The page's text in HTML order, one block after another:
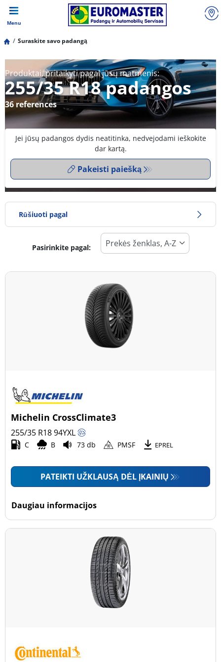
Menu
Suraskite savo padangą
Produktai, pritaikyti pagal jūsų matmenis:
255/35 R18 padangos
36 references
Jei jūsų padangos dydis neatitinka, nedvejodami ieškokite
dar kartą.
Pakeisti paiešką
Rūšiuoti pagal
Padangos tipas
Visi tipai (36)
Visi sezonai (8)
Lengvasis automobilis (36)
Mažas sunkvežimis (0)
Motociklas (0)
Padanga sustiprintomis sienelėmis
Pasirinkite pagal:
Michelin CrossClimate3
255/35 R1894YXL
C B 73 db PMSF EPREL
PATEIKTI UŽKLAUSĄ DĖL ĮKAINIŲ
Daugiau informacijos